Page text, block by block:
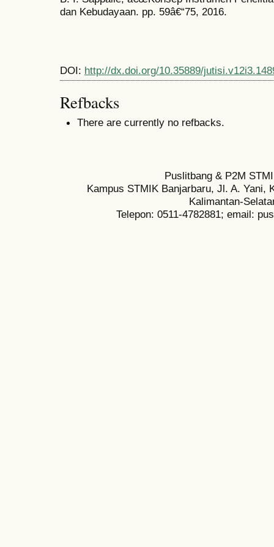
dan Kebudayaan. pp. 59â€“75, 2016.
DOI: http://dx.doi.org/10.35889/
Refbacks
There are currently no refbacks.
Puslitbang & P2M
Kampus STMIK Banjarbaru, Jl. A. Yani,
Kalimantan-
Telepon: 0511-4782881; email: